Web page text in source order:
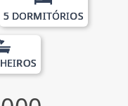
5 DORMITÓRIOS